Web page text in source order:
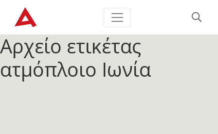
Αρχείο ετικέτας
ατμόπλοιο Ιωνία